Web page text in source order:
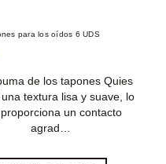
para los oídos 6 UDS
de los tapones Quies
textura lisa y suave, lo
un contacto
agrad…